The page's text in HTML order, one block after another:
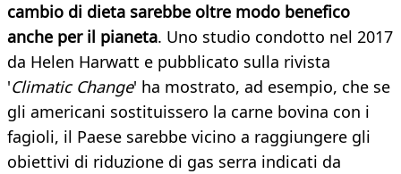
cambio di dieta sarebbe oltre modo benefico
anche per il pianeta. Uno studio condotto nel 2017
da Helen Harwatt e pubblicato sulla rivista
'Climatic Change' ha mostrato, ad esempio, che se
gli americani sostituissero la carne bovina con i
fagioli, il Paese sarebbe vicino a raggiungere gli
obiettivi di riduzione di gas serra indicati da